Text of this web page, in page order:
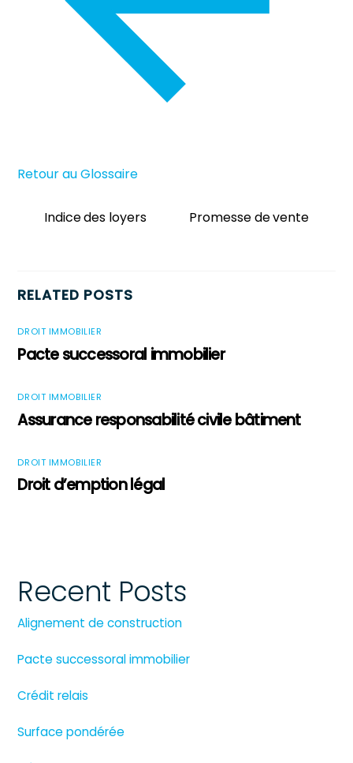
Retour au Glossaire
Indice des loyers Promesse de vente
RELATED POSTS
DROIT IMMOBILIER
Pacte successoral immobilier
DROIT IMMOBILIER
Assurance responsabilité civile bâtiment
DROIT IMMOBILIER
Droit d’emption légal
Recent Posts
Alignement de construction
Pacte successoral immobilier
Crédit relais
Surface pondérée